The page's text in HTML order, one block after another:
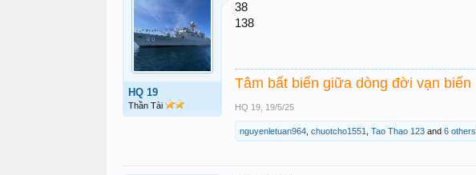
HQ 19
Thần Tài
38
138
Tâm bất biến giữa dòng đời vạn biến
HQ 19 19/5/25
nguyenletuan964 chuotcho1551 Tao Thao 123 and 6 others